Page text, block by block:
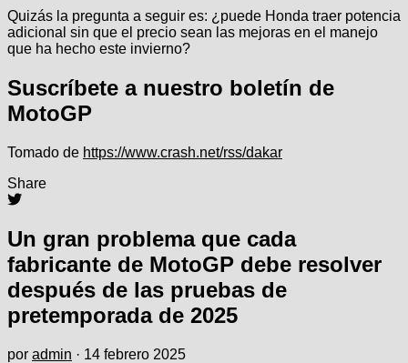
Quizás la pregunta a seguir es: ¿puede Honda traer potencia
adicional sin que el precio sean las mejoras en el manejo
que ha hecho este invierno?
Suscríbete a nuestro boletín de
MotoGP
Tomado de https://www.crash.net/rss/dakar
Share
Un gran problema que cada
fabricante de MotoGP debe resolver
después de las pruebas de
pretemporada de 2025
por admin · 14 febrero 2025